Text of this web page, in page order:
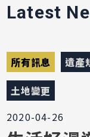
Latest
所有訊息 遺產
土地變更
2020-04-26